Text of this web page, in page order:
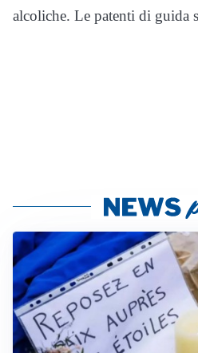
alcoliche. Le patenti di guida